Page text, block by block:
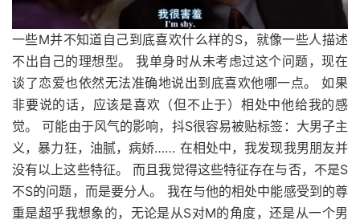
一些M并不知道自己到底喜欢什么样的S，就像一些人描述
不出自己的理想型。 我单身时从未考虑过这个问题，现在
谈了恋爱也依然无法准确地说出到底喜欢他哪一点。 如果
非要说的话，应该是喜欢（但不止于）相处中他给我的感
觉。 可能由于风气的影响，抖S很容易被贴标签：大男子主
义，暴力狂，油腻，病娇…… 在相处中，我发现我男朋友并
没有以上这些特征。 而且我觉得这些特征存在与否，不是S
不S的问题，而是要分人。 我在与他的相处中能感受到的尊
重是超乎我想象的，无论是从S对M的角度，还是从一个男